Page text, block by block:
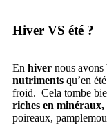
Hiver VS été ?
En hiver nous avons
nutriments qu’en
froid. Cela tombe
riches en minéraux,
poireaux,